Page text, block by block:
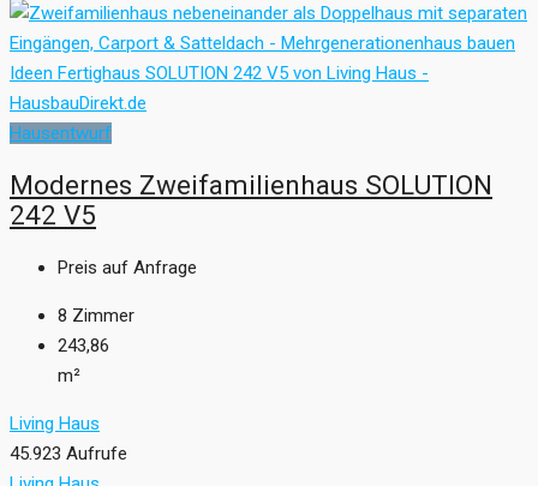
Hausentwurf
Modernes Zweifamilienhaus SOLUTION
242 V5
Preis auf Anfrage
8 Zimmer
243,86
m²
Living Haus
45.923 Aufrufe